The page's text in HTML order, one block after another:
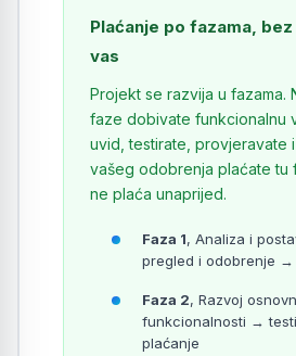
Plaćanje po fazama,
vas
Projekt se razvija u fazama.
faze dobivate funkcionalnu
uvid, testirate, provjeravate
vašeg odobrenja plaćate tu
ne plaća unaprijed.
Faza 1, Analiza i
pregled i odobrenje →
Faza 2, Razvoj
funkcionalnosti →
plaćanje